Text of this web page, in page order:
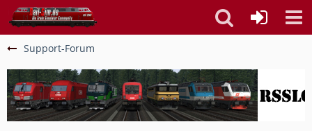
Support-Forum